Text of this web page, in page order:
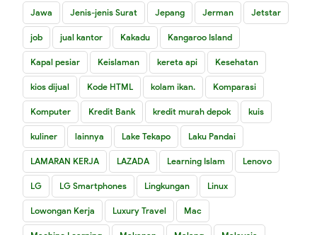
Jawa Jenis-jenis Surat Jepang Jerman Jetstar
job jual kantor Kakadu Kangaroo Island
Kapal pesiar Keislaman kereta api Kesehatan
kios dijual Kode HTML kolam ikan. Komparasi
Komputer Kredit Bank kredit murah depok kuis
kuliner lainnya Lake Tekapo Laku Pandai
LAMARAN KERJA LAZADA Learning Islam Lenovo
LG LG Smartphones Lingkungan Linux
Lowongan Kerja Luxury Travel Mac